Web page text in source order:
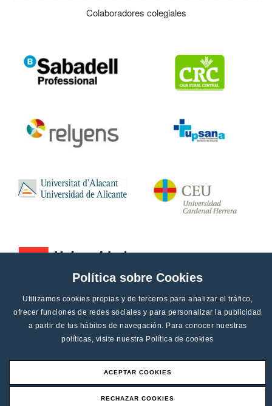
Política sobre Cookies
Utilizamos cookies propias y de terceros para analizar el tráfico,
ofrecer funciones de redes sociales y para personalizar la publicidad
a partir de tus hábitos de navegación. Para conocer nuestras
políticas, visite nuestra Política de cookies
ACEPTAR COOKIES
RECHAZAR COOKIES
Colaboradores colegiales
Aviso legal